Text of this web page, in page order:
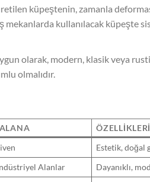
küpeştenin, zamanla
mekanlarda kullanılacak küpeşte
olarak, modern, klasik veya
olmalıdır.
ÖZELLIKLERI
Estetik, doğal
Alanlar
Dayanıklı,